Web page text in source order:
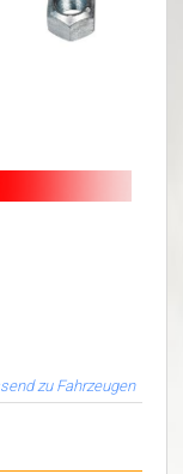
zu Fahrzeugen